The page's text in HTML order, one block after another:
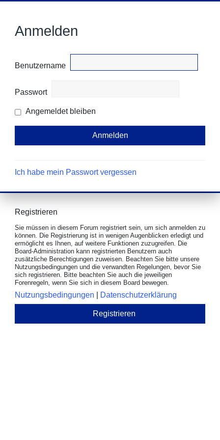
Anmelden
Benutzername
Passwort
Angemeldet bleiben
Ich habe mein Passwort vergessen
Registrieren
Sie müssen in diesem Forum registriert sein, um sich anmelden zu
können. Die Registrierung ist in wenigen Augenblicken erledigt und
ermöglicht es Ihnen, auf weitere Funktionen zuzugreifen. Die
Board-Administration kann registrierten Benutzern auch
zusätzliche Berechtigungen zuweisen. Beachten Sie bitte unsere
Nutzungsbedingungen und die verwandten Regelungen, bevor Sie
sich registrieren. Bitte beachten Sie auch die jeweiligen
Forenregeln, wenn Sie sich in diesem Board bewegen.
Nutzungsbedingungen Datenschutzerklärung
Registrieren